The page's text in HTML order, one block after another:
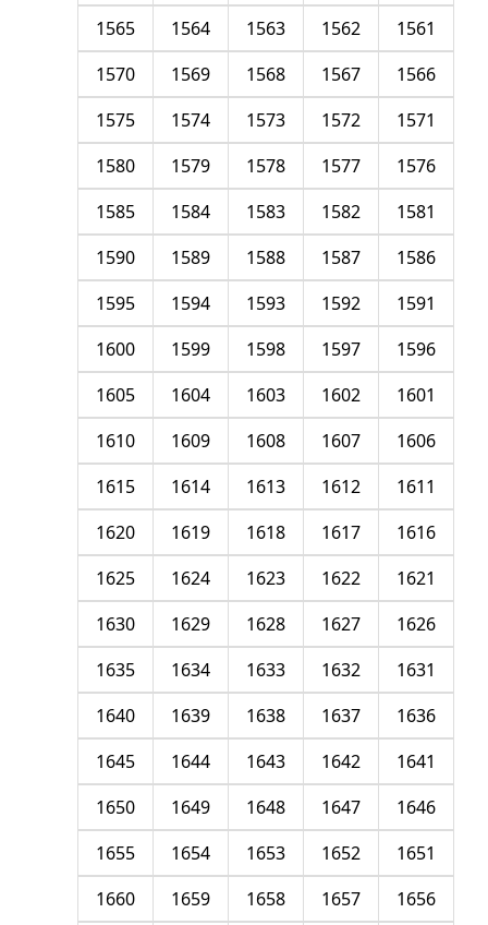
1561
1562
1563
1564
1565
1566
1567
1568
1569
1570
1571
1572
1573
1574
1575
1576
1577
1578
1579
1580
1581
1582
1583
1584
1585
1586
1587
1588
1589
1590
1591
1592
1593
1594
1595
1596
1597
1598
1599
1600
1601
1602
1603
1604
1605
1606
1607
1608
1609
1610
1611
1612
1613
1614
1615
1616
1617
1618
1619
1620
1621
1622
1623
1624
1625
1626
1627
1628
1629
1630
1631
1632
1633
1634
1635
1636
1637
1638
1639
1640
1641
1642
1643
1644
1645
1646
1647
1648
1649
1650
1651
1652
1653
1654
1655
1656
1657
1658
1659
1660